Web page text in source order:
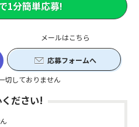
メールはこちら
応募フォームへ
切しておりません
1分簡単応募!
ださい!